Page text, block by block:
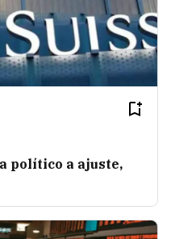
político a ajuste,